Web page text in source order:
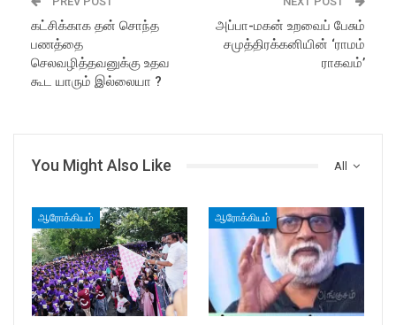
கட்சிக்காக தன் சொந்த
பணத்தை
செலவழித்தவனுக்கு உதவ
கூட யாரும் இல்லையா ?
அப்பா-மகன் உறவைப் பேசும்
சமுத்திரக்கனியின் ‘ராமம்
ராகவம்’
All
You Might Also Like
ஆரோக்கியம் ஆரோக்கியம்